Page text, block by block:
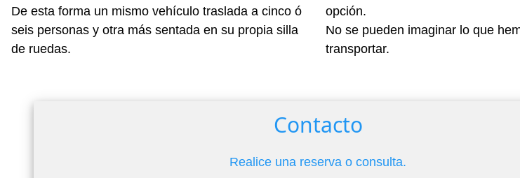
De esta forma un mismo vehículo traslada a cinco ó
seis personas y otra más sentada en su propia silla
de ruedas.
opción.
No se pueden imaginar lo que
transportar.
Contacto
Realice una reserva o consulta.